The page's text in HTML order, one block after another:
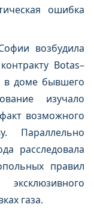
ошибка
возбудила
Botas–
в доме бывшего
изучало
возможного
Параллельно
расследовала
правил
газа.